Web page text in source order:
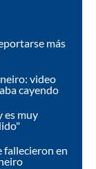
más
video
cayendo
es muy
fallecieron en